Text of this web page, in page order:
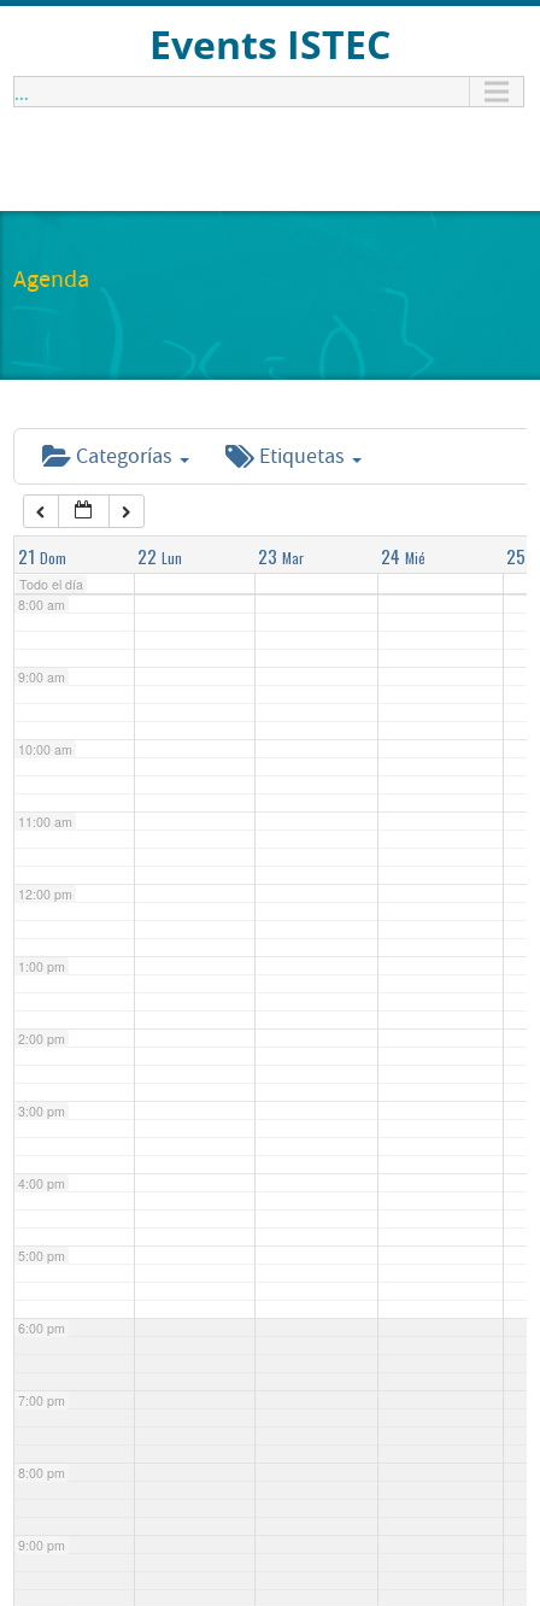
Events ISTEC
...
Agenda
Categorías Etiquetas
21 Dom 22 Lun 23 Mar 24 Mié 25
Todo el día
1:00 am
6:00 am
7:00 am
8:00 am
9:00 am
10:00 am
11:00 am
12:00 pm
1:00 pm
2:00 pm
3:00 pm
4:00 pm
5:00 pm
6:00 pm
7:00 pm
8:00 pm
9:00 pm